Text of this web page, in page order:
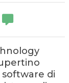
di